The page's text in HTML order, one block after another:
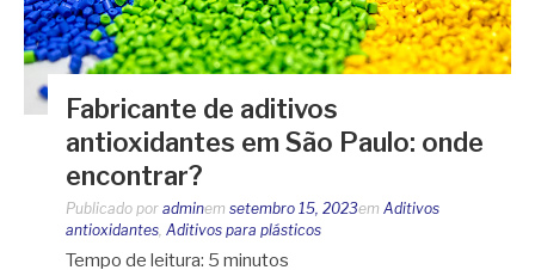
Fabricante de aditivos
antioxidantes em São Paulo: onde
encontrar?
Publicado por adminem setembro 15, 2023em Aditivos
antioxidantes, Aditivos para plásticos
Tempo de leitura: 5 minutos